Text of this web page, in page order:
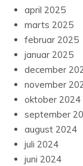
april 2025
marts 2025
februar 2025
januar 2025
december
november
oktober 2024
september
august 2024
juli 2024
juni 2024